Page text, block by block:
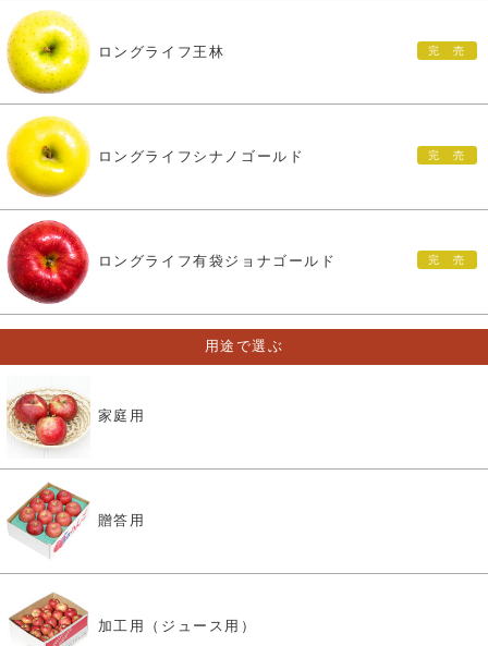
ロングライフ王林
ロングライフシナノゴールド
ロングライフ有袋ジョナゴールド
用途で選ぶ
家庭用
贈答用
加工用（ジュース用）